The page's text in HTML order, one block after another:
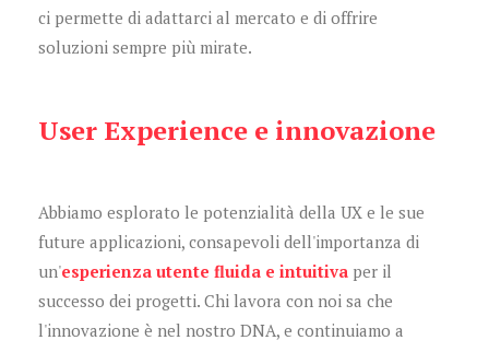
ci permette di adattarci al mercato e di offrire
soluzioni sempre più mirate.
User Experience e innovazione
Abbiamo esplorato le potenzialità della UX e le sue
future applicazioni, consapevoli dell'importanza di
un'esperienza utente fluida e intuitiva per il
successo dei progetti. Chi lavora con noi sa che
l'innovazione è nel nostro DNA, e continuiamo a